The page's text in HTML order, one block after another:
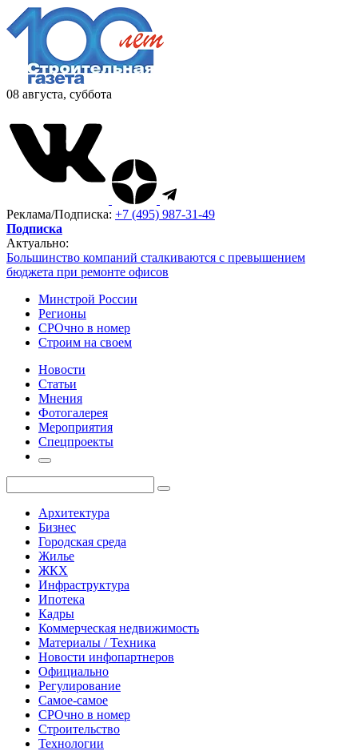
08 августа, суббота
Реклама/Подписка: +7 (495) 987-31-49
Подписка
Актуально:
Большинство компаний сталкиваются с превышением
бюджета при ремонте офисов
Минстрой России
Регионы
СРОчно в номер
Строим на своем
Новости
Статьи
Мнения
Фотогалерея
Мероприятия
Спецпроекты
Архитектура
Бизнес
Городская среда
Жилье
ЖКХ
Инфраструктура
Ипотека
Кадры
Коммерческая недвижимость
Материалы / Техника
Новости инфопартнеров
Официально
Регулирование
Самое-самое
СРОчно в номер
Строительство
Технологии